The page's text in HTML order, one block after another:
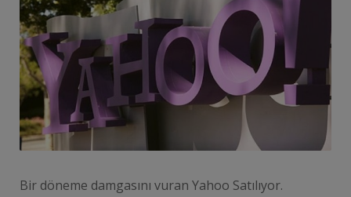
Bir döneme damgasını vuran Yahoo Satılıyor.